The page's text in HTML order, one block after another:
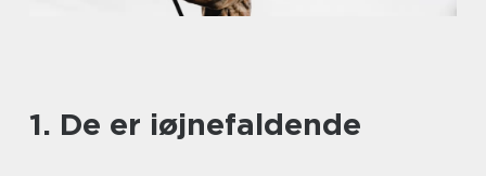
1. De er iøjnefaldende